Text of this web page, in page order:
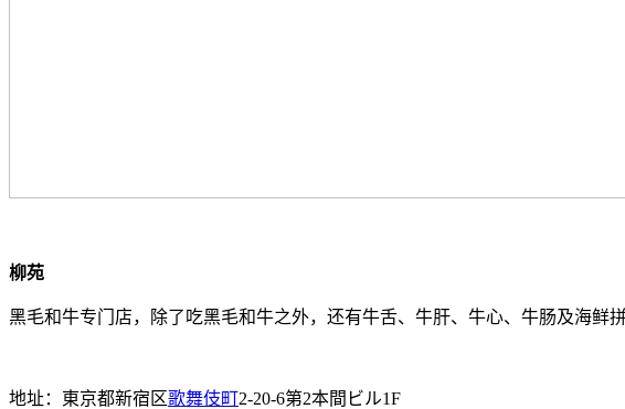
柳苑
黑毛和牛专门店，除了吃黑毛和牛之外，还有牛舌、牛肝、牛心、牛肠及海鲜
地址：東京都新宿区歌舞伎町2-20-6第2本間ビル1F